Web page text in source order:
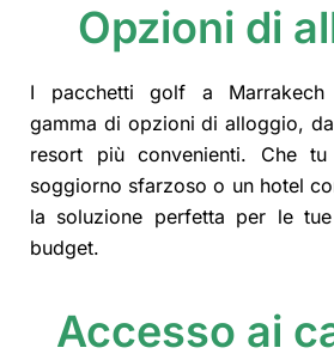
Opzioni di
I pacchetti golf a Marrakech
gamma di opzioni di alloggio,
resort più convenienti. Che
soggiorno sfarzoso o un hotel
la soluzione perfetta per le
budget.
Accesso ai